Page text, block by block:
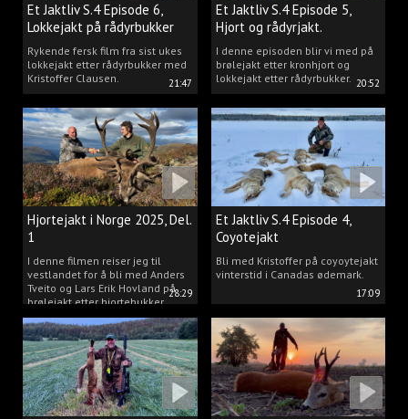
21:47
Et Jaktliv S.4 Episode 6,
Lokkejakt på rådyrbukker
2025 Del.1
Rykende fersk film fra sist ukes
lokkejakt etter rådyrbukker med
Kristoffer Clausen.
20:52
Et Jaktliv S.4 Episode 5,
Hjort og rådyrjakt.
I denne episoden blir vi med på
brølejakt etter kronhjort og
lokkejakt etter rådyrbukker.
28:29
Hjortejakt i Norge 2025, Del.
1
I denne filmen reiser jeg til
vestlandet for å bli med Anders
Tveito og Lars Erik Hovland på
brølejakt etter hjortebukker.
17:09
Et Jaktliv S.4 Episode 4,
Coyotejakt
Bli med Kristoffer på coyoytejakt
vinterstid i Canadas ødemark.